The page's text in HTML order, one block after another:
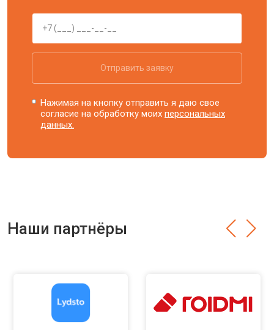
Отправить заявку
Нажимая на кнопку отправить я даю свое
согласие на обработку моихперсональных
данных.
Наши партнёры